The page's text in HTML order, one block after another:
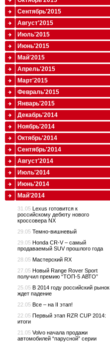
Сентябрь'2015
Август'2015
Июль'2015
Июнь'2015
Май'2015
Апрель'2015
Март'2015
Февраль'2015
Январь'2015
Декабрь'2014
Ноябрь'2014
Октябрь'2014
Сентябрь'2014
Август'2014
Июль'2014
Июнь'2014
Май'2014
31.05 Lexus готовится к
российскому дебюту нового
кроссовера NX
29.05 Темно-вишневый
29.05 Honda CR-V – самый
продаваемый SUV прошлого года
28.05 Мастерский RX
27.05 Новый Range Rover Sport
получил премию “ТОП-5 АВТО”
25.05 В 2014 году российский рынок
ждет падение
22.05 Все – на II этап!
22.05 Первый этап RZR CUP 2014:
итоги
21.05 Volvo начала продажи
автомобилей “парусной” серии